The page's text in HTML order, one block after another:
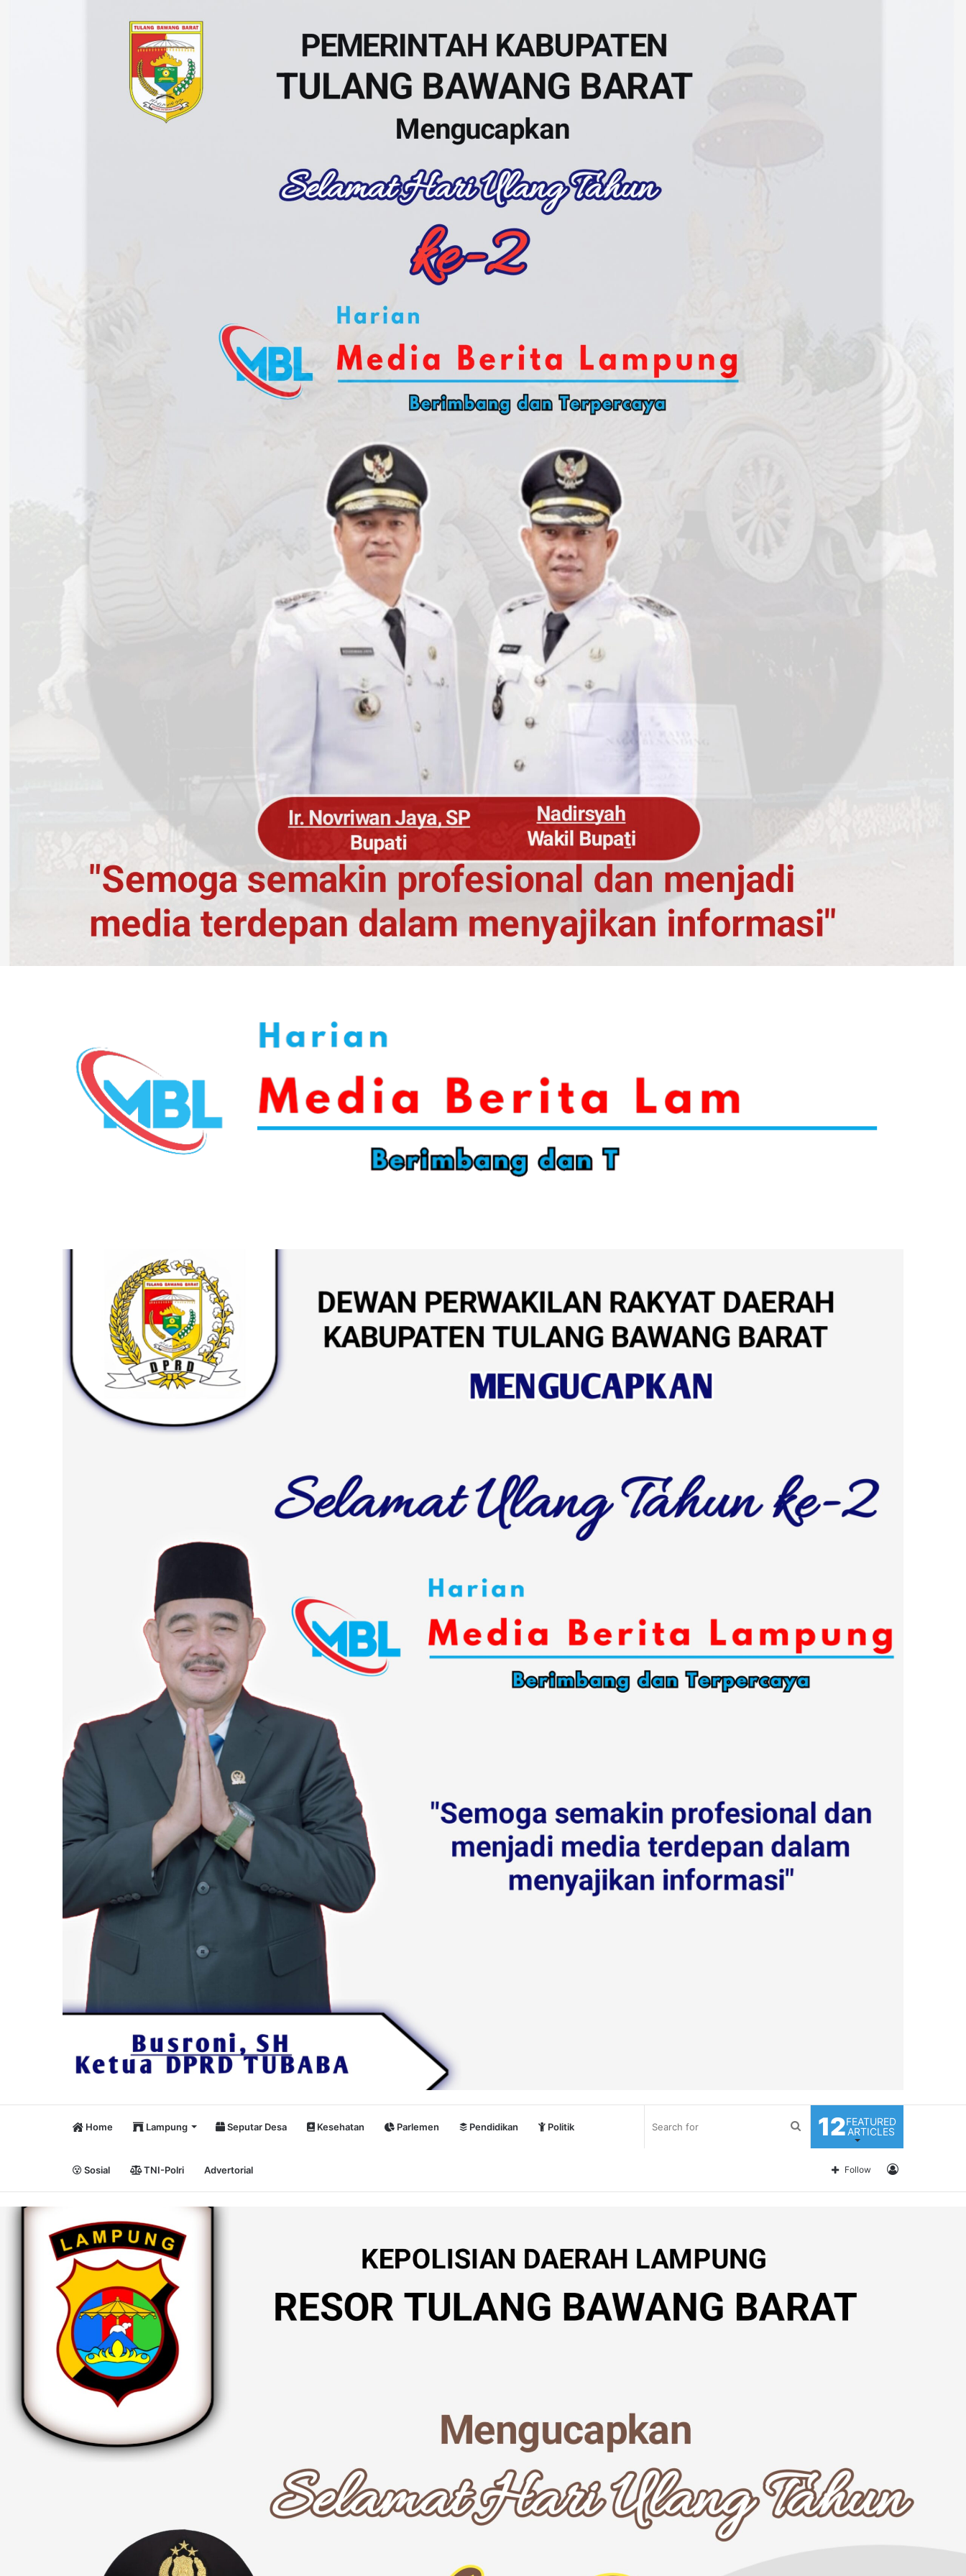
Home Lampung Seputar Desa Kesehatan Parlemen Pendidikan Politik
Sosial TNI-Polri Advertorial
12FEATURED
ARTICLES
Search
Log
Follow